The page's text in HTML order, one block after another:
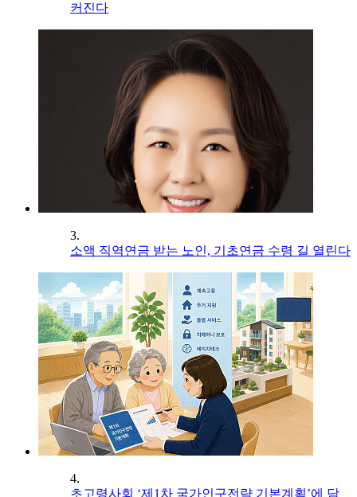
커진다
3.
소액 직역연금 받는 노인, 기초연금 수령 길 열린다
4.
초고령사회 ‘제1차 국가인구전략 기본계획’에 담